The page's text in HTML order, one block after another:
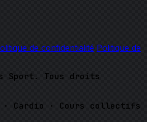
de confidentialité Politique de
Sport. Tous droits
· Cardio · Cours collectifs